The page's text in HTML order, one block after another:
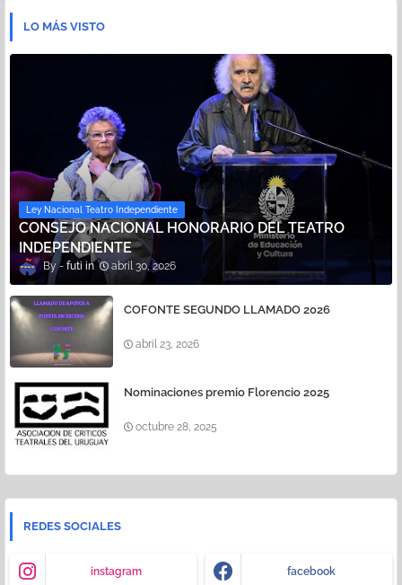
LO MÁS VISTO
Ley Nacional Teatro Independiente
CONSEJO NACIONAL HONORARIO DEL TEATRO
INDEPENDIENTE
futi abril 30, 2026
COFONTE SEGUNDO LLAMADO 2026
abril 23, 2026
Nominaciones premio Florencio 2025
octubre 28, 2025
REDES SOCIALES
instagram facebook